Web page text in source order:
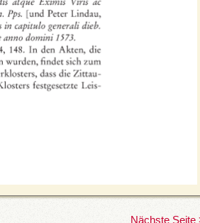
Nächste Seite